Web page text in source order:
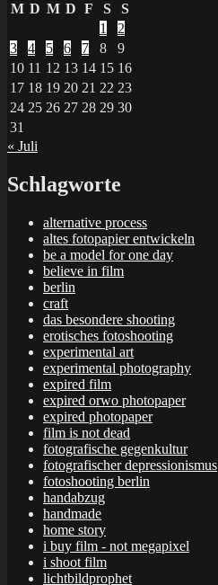
M D M D F S
S
1
2
3
4 5 6 7 8
9
10 11 12 13 14 15 16
17 18 19 20 21 22 23
24 25 26 27 28 29 30
31
« Juli
Schlagworte
alternative process
altes fotopapier entwickeln
be a model for one day
believe in film
berlin
craft
das besondere shooting
erotisches fotoshooting
experimental art
experimental photography
expired film
expired orwo photopaper
expired photopaper
film is not dead
fotografische gegenkultur
fotografischer depressionismus
fotoshooting berlin
handabzug
handmade
home story
i buy film - not megapixel
i shoot film
lichtbildprophet